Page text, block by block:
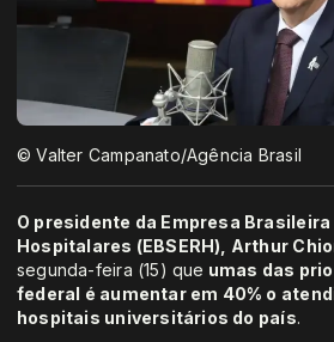
© Valter Campanato/Agência Brasil
O presidente da Empresa
Hospitalares (EBSERH), Arthur
segunda-feira (15) que umas das
federal é aumentar em 40% o
hospitais universitários do país.